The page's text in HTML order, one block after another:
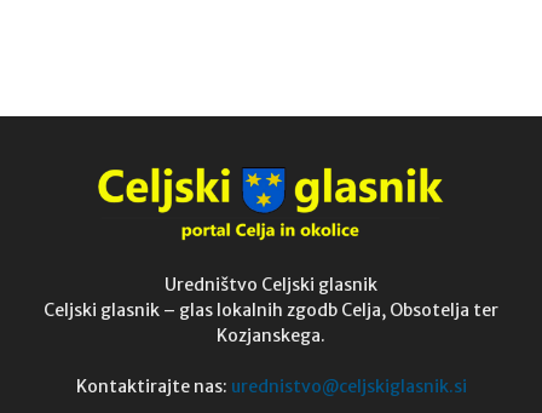
Uredništvo Celjski glasnik
Celjski glasnik – glas lokalnih zgodb Celja, Obsotelja ter
Kozjanskega.
Kontaktirajte nas: urednistvo@celjskiglasnik.si